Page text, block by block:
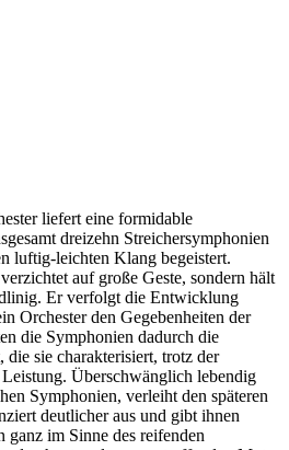
liefert eine formidable
dreizehn Streichersymphonien
luftig-leichten Klang begeistert.
auf große Geste, sondern hält
Er verfolgt die Entwicklung
Orchester den Gegebenheiten der
die Symphonien dadurch die
die sie charakterisiert, trotz der
Überschwänglich lebendig
Symphonien, verleiht den späteren
deutlicher aus und gibt ihnen
im Sinne des reifenden